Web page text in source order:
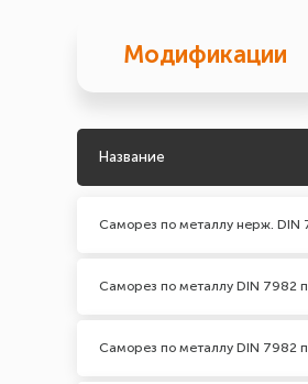
Модификации
Название
Саморез по металлу нерж. DIN
Саморез по металлу DIN 7982
Саморез по металлу DIN 7982